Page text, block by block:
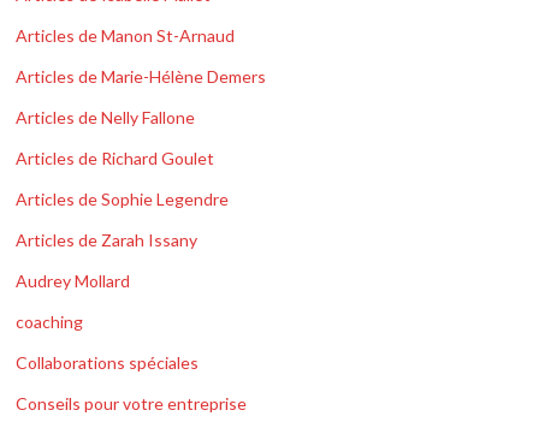
Articles de Manon St-Arnaud
Articles de Marie-Hélène Demers
Articles de Nelly Fallone
Articles de Richard Goulet
Articles de Sophie Legendre
Articles de Zarah Issany
Audrey Mollard
coaching
Collaborations spéciales
Conseils pour votre entreprise